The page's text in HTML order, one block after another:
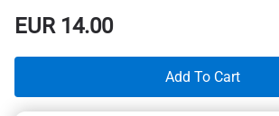
EUR14.00
Add To Cart